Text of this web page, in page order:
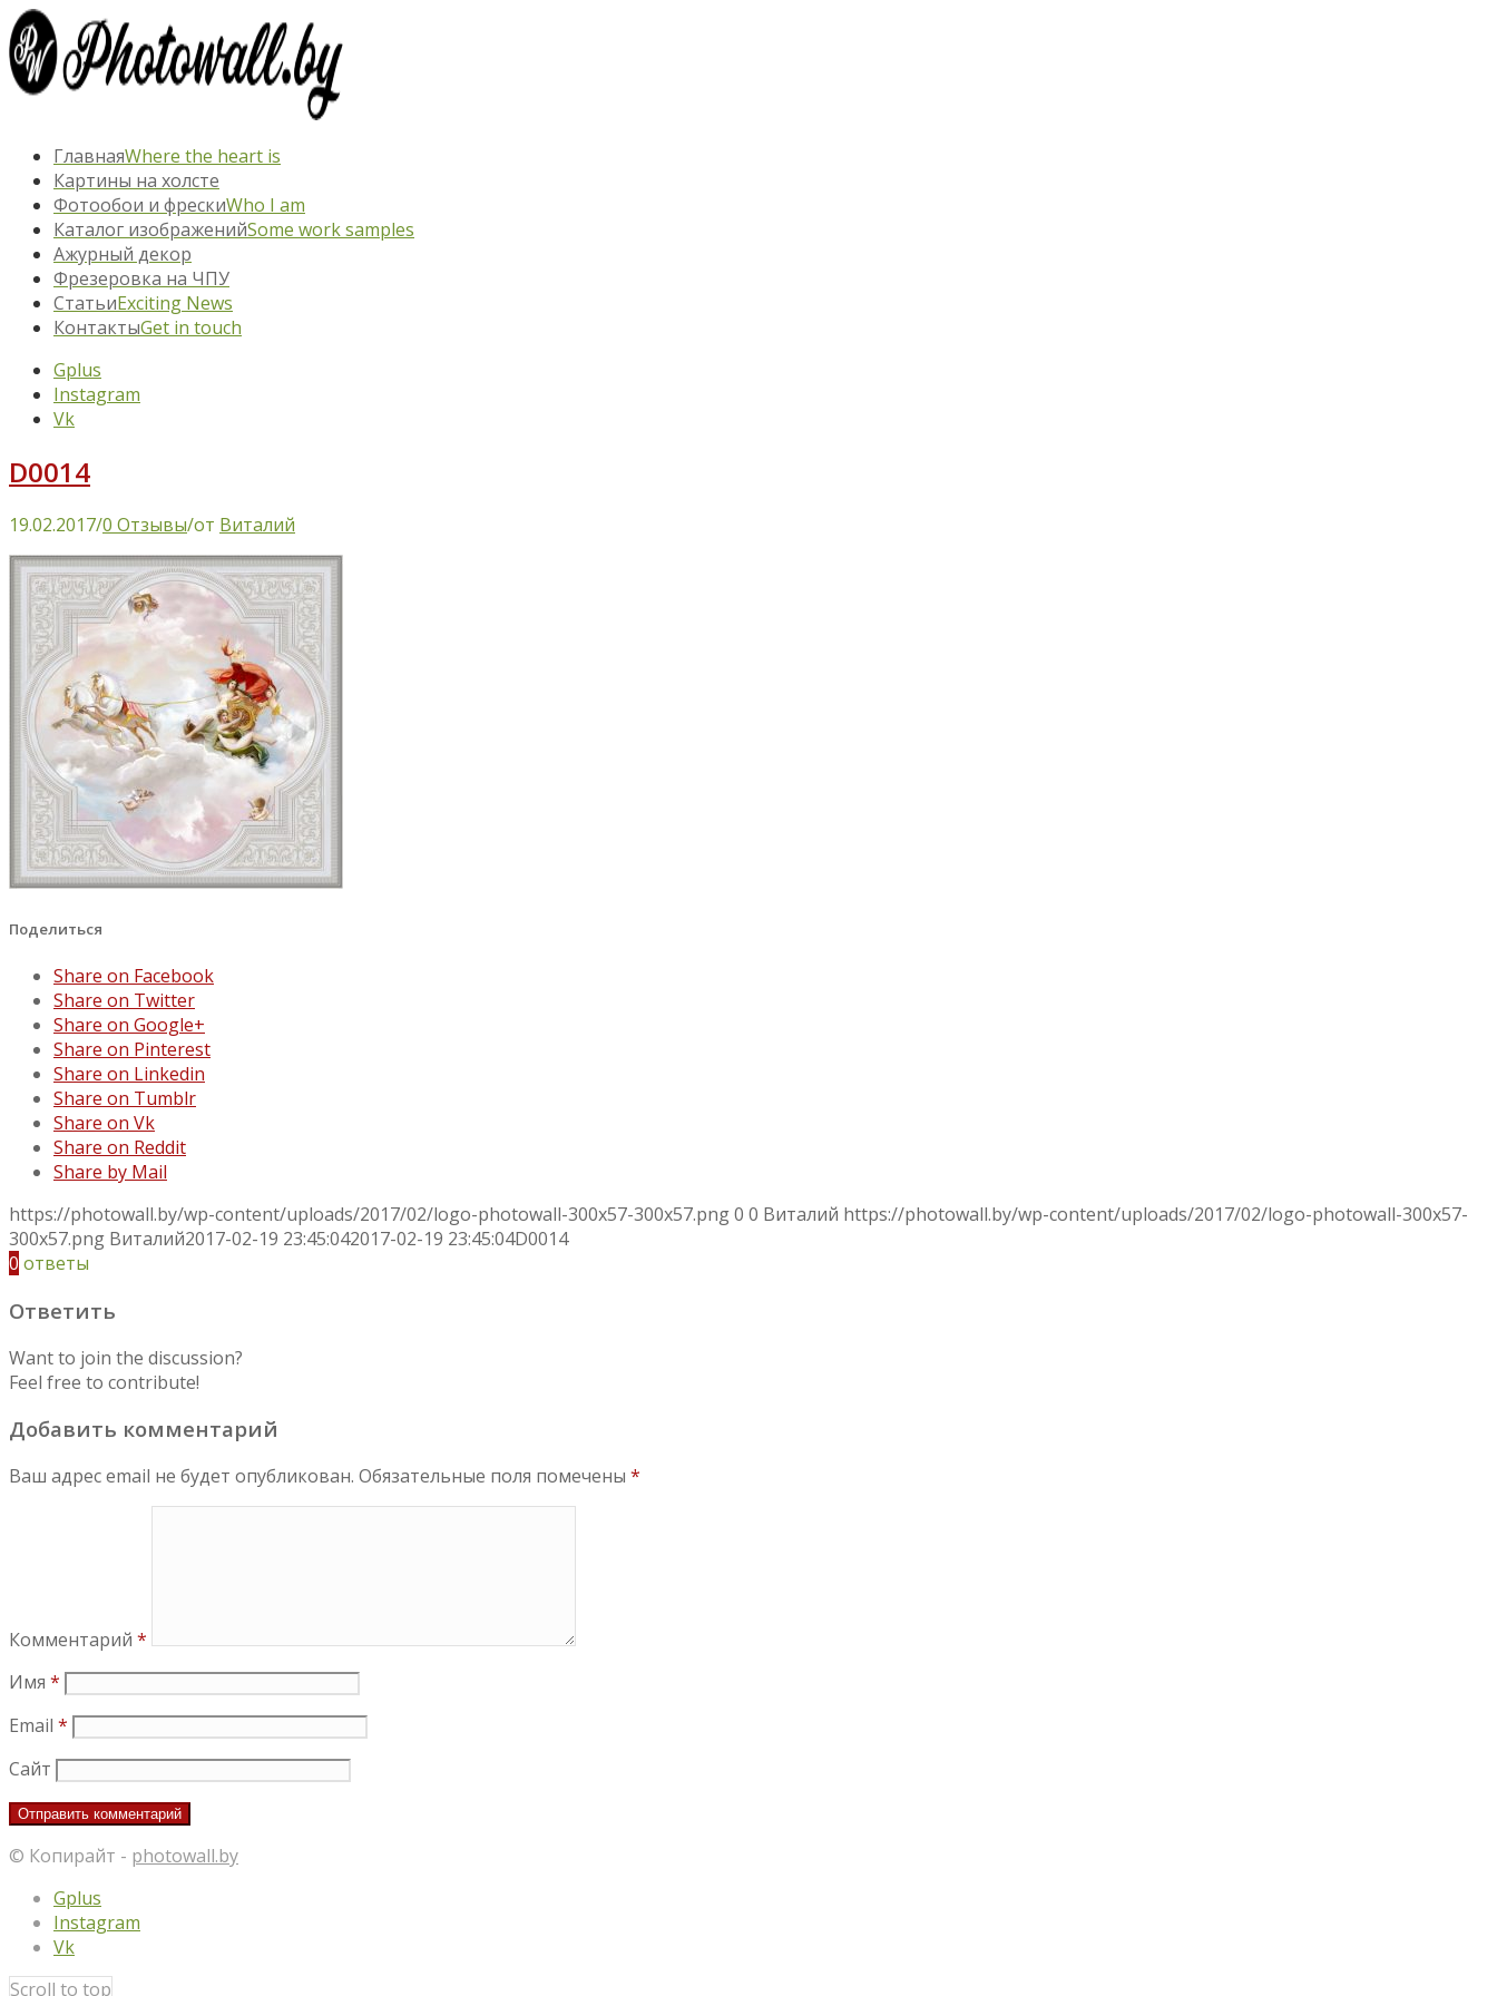
ГлавнаяWhere the heart is
Картины на холсте
Фотообои и фрескиWho I am
Каталог изображенийSome work samples
Ажурный декор
Фрезеровка на ЧПУ
СтатьиExciting News
КонтактыGet in touch
Gplus
Instagram
Vk
D0014
19.02.2017/0 Отзывы/от Виталий
Поделиться
Share on Facebook
Share on Twitter
Share on Google+
Share on Pinterest
Share on Linkedin
Share on Tumblr
Share on Vk
Share on Reddit
Share by Mail
https://photowall.by/wp-content/uploads/2017/02/logo-photowall-300x57-300x57.png0 0 Виталий https://photowall.by/wp-content/uploads/2017/02/logo-photowall-300x57-
300x57.png Виталий2017-02-19 23:45:042017-02-19 23:45:04D0014
0 ответы
Ответить
Want to join the discussion?
Feel free to contribute!
Добавить комментарий
Ваш адрес email не будет опубликован. Обязательные поля помечены *
Комментарий *
Имя *
Email *
Сайт
© Копирайт - photowall.by
Gplus
Instagram
Vk
Scroll to top